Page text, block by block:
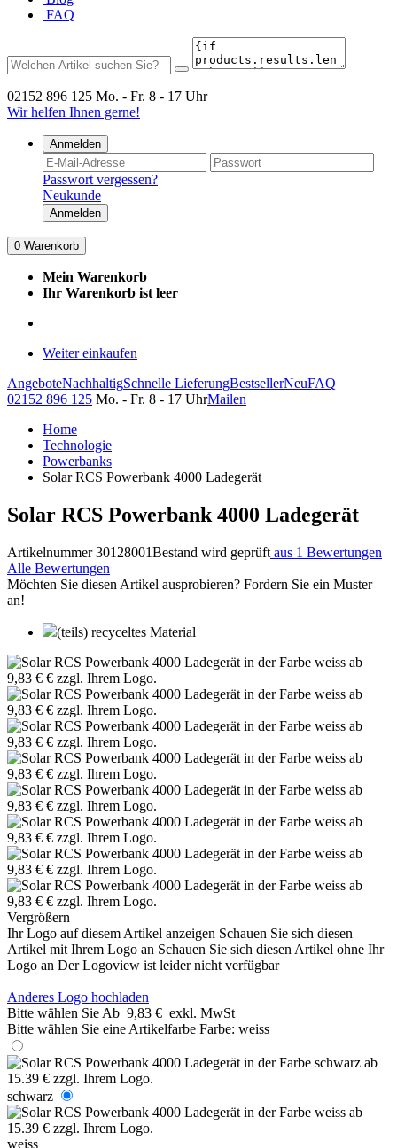
FAQ
02152 896 125 Mo. - Fr. 8 - 17 Uhr
Wir helfen Ihnen gerne!
Anmelden
Passwort vergessen?
Neukunde
Anmelden
0 Warenkorb
Mein Warenkorb
Ihr Warenkorb ist leer
Weiter einkaufen
AngeboteNachhaltigSchnelle LieferungBestsellerNeuFAQ
02152 896 125 Mo. - Fr. 8 - 17 UhrMailen
Home
Technologie
Powerbanks
Solar RCS Powerbank 4000 Ladegerät
Solar RCS Powerbank 4000 Ladegerät
Artikelnummer 30128001Bestand wird geprüft aus 1 Bewertungen
Alle Bewertungen
Möchten Sie diesen Artikel ausprobieren? Fordern Sie ein Muster
an!
(teils) recyceltes Material
Vergrößern
Ihr Logo auf diesem Artikel anzeigen Schauen Sie sich diesen
Artikel mit Ihrem Logo an Schauen Sie sich diesen Artikel ohne Ihr
Logo an Der Logoview ist leider nicht verfügbar
Anderes Logo hochladen
Bitte wählen Sie Ab 9,83 € exkl. MwSt
Bitte wählen Sie eine Artikelfarbe Farbe: weiss
schwarz
weiss